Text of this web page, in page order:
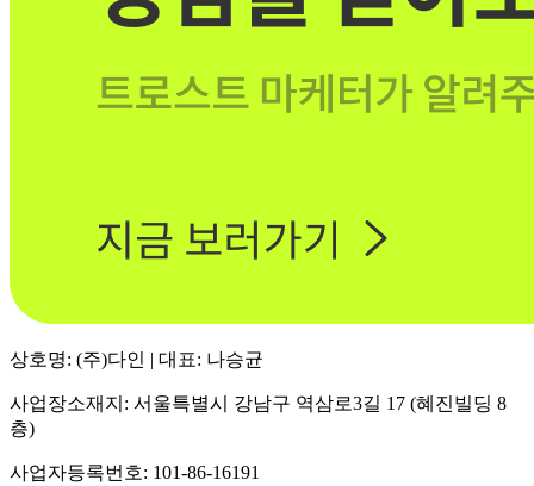
상호명: (주)다인 | 대표: 나승균
사업장소재지: 서울특별시 강남구 역삼로3길 17 (혜진빌딩 8
층)
사업자등록번호: 101-86-16191